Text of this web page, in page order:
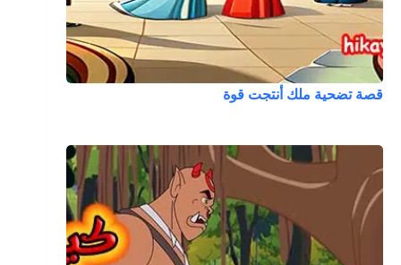
قصة تضحية ملك أنتجت قوة